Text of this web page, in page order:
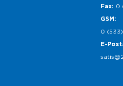
Fax: 0
GSM:
0
E-